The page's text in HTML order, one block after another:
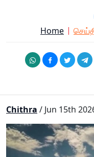
Home
Chithra / Jun 15th